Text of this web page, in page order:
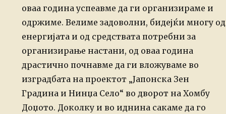
оваа година успеавме да ги организираме и
одржиме. Велиме задоволни, бидејќи многу од
енергијата и од средствата потребни за
организирање настани, од оваа година
драстично почнавме да ги вложуваме во
изградбата на проектот „Јапонска Зен
Градина и Нинџа Село“ во дворот на Хомбу
Доџото. Доколку и во иднина сакаме да го